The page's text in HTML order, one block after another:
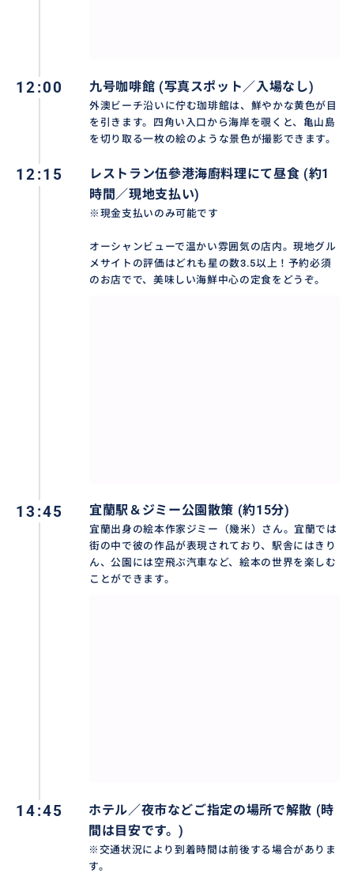
12:00 九号咖啡館 (写真スポット／入場なし)
外澳ビーチ沿いに佇む珈琲館は、鮮やかな黄色が目
を引きます。四角い入口から海岸を覗くと、亀山島
を切り取る一枚の絵のような景色が撮影できます。
12:15
レストラン伍參港海廚料理にて昼食 (約1
時間／現地支払い)
※現金支払いのみ可能です
オーシャンビューで温かい雰囲気の店内。現地グル
メサイトの評価はどれも星の数3.5以上！予約必須
のお店でで、美味しい海鮮中心の定食をどうぞ。
13:45 宜蘭駅＆ジミー公園散策 (約15分)
宜蘭出身の絵本作家ジミー（幾米）さん。宜蘭では
街の中で彼の作品が表現されており、駅舎にはきり
ん、公園には空飛ぶ汽車など、絵本の世界を楽しむ
ことができます。
14:45
ホテル／夜市などご指定の場所で解散 (時
間は目安です。)
※交通状況により到着時間は前後する場合がありま
す。